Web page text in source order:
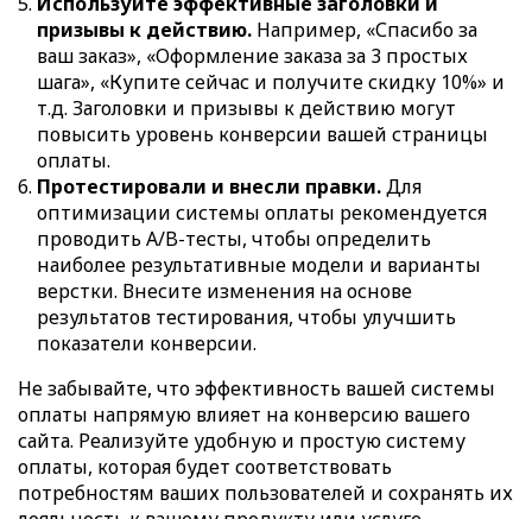
призывы к действию. Например, «Спасибо за
ваш заказ», «Оформление заказа за 3 простых
шага», «Купите сейчас и получите скидку 10%» и
т.д. Заголовки и призывы к действию могут
повысить уровень конверсии вашей страницы
оплаты.
Протестировали и внесли правки.Для
оптимизации системы оплаты рекомендуется
проводить A/B-тесты, чтобы определить
наиболее результативные модели и варианты
верстки. Внесите изменения на основе
результатов тестирования, чтобы улучшить
показатели конверсии.
Не забывайте, что эффективность вашей системы
оплаты напрямую влияет на конверсию вашего
сайта. Реализуйте удобную и простую систему
оплаты, которая будет соответствовать
потребностям ваших пользователей и сохранять их